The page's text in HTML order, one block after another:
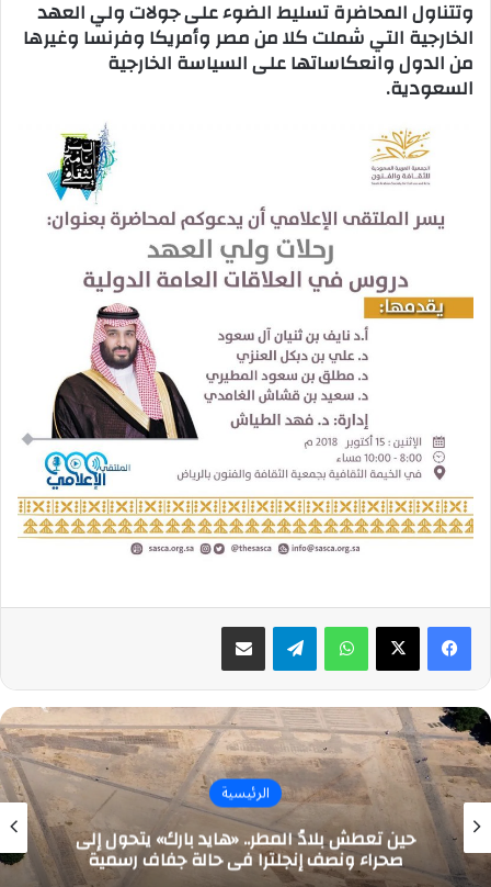
وتتناول المحاضرة تسليط الضوء على جولات ولي العهد
الخارجية التي شملت كلا من مصر وأمريكا وفرنسا وغيرها
من الدول وانعكاساتها على السياسة الخارجية
السعودية.
واتسابتيلقرام مشاركة عبر البريد
الرئيسية
حين تعطش بلادُ المطر.. «هايد بارك» يتحول إلى
صحراء ونصف إنجلترا في حالة جفاف رسمية